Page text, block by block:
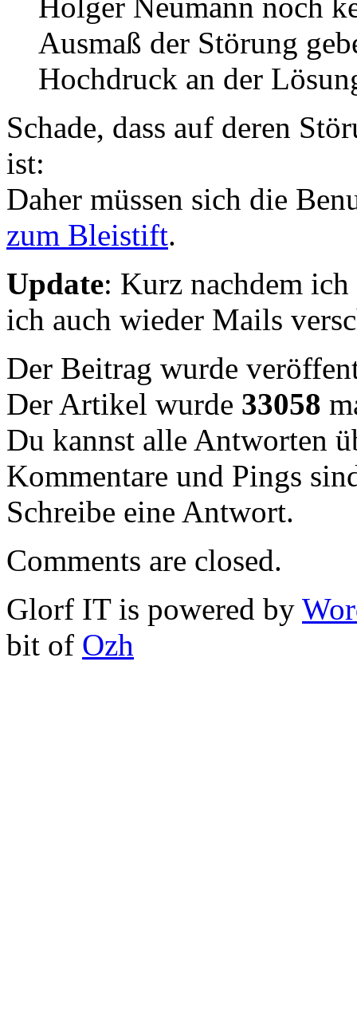
Ausmaß der Störung
Hochdruck an der
Schade, dass auf deren
ist:
Daher müssen sich die
zum Bleistift.
Update: Kurz nachdem
ich auch wieder Mails
Der Beitrag wurde
Der Artikel wurde 33058
Du kannst alle Antworten
Kommentare und Pings
Schreibe eine Antwort.
Comments are closed.
Glorf IT is powered by
bit of Ozh